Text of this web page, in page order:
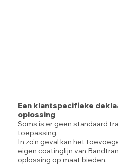
Een klantspecifieke
oplossing
Soms is er geen standaard
toepassing.
In zo'n geval kan het
eigen coatinglijn van
oplossing op maat bieden.